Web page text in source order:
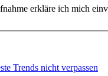
erkläre ich mich
Trends nicht verpassen